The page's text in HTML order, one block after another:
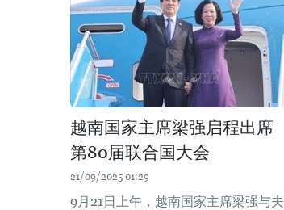
越南国家主席梁强启程出席
第80届联合国大会
21/09/2025 01:29
9月21日上午，越南国家主席梁强与夫